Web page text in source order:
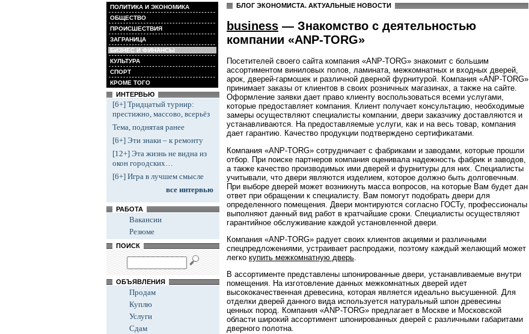
ПОЛИТИКА И ЭКОНОМИКА
ОБЩЕСТВО
ПРОИСШЕСТВИЯ
ЗАГРАНИЦА
БИЗНЕС И ФИНАНСЫ
КУЛЬТУРА
СПОРТ
КРОМЕ ТОГО
ИНТЕРВЬЮ
[6+] Тридцатый турнир:
престижно, массово, всерьёз
Тема, поднятая ранее
[6+] Эти знаки – к ремонту
[12+] Эта жизнь не видна из
окон городских…
[6+] Игра в лучшем смысле
все интервью
РАБОТА
Вакансии
Резюме
ПОИСК
ОБЪЯВЛЕНИЯ
Продам
Куплю
Услуги
Сдам
БЛОГ ЭКОНОМИСТА. АКТУАЛЬНЫЕ НОВОСТИ
business — Знакомство с деятельностью
компании «ANP-TORG»
Посетителей своего сайта компания «ANP-TORG» знакомит с большим
ассортиментом виниловых полов, ламината, межкомнатных и входных дверей,
арок, дверей-гармошек и различной дверной фурнитурой. Компания «ANP-TORG»
принимает заказы от клиентов в своих розничных магазинах, а также на сайте.
Оформление заявки дает право клиенту воспользоваться всеми услугами,
которые предоставляет компания. Клиент получает консультацию, необходимые
замеры осуществляют специалисты компании, двери заказчику доставляются и
устанавливаются. На предоставляемые услуги, как и на весь товар, компания
дает гарантию. Качество продукции подтверждено сертификатами.
Компания «ANP-TORG» сотрудничает с фабриками и заводами, которые прошли
отбор. При поиске партнеров компания оценивала надежность фабрик и заводов,
а также качество производимых ими дверей и фурнитуры для них. Специалисты
учитывали, что двери являются изделием, которое должно быть долговечным.
При выборе дверей может возникнуть масса вопросов, на которые Вам будет дан
ответ при обращении к специалисту. Вам помогут подобрать двери для
определенного помещения. Двери монтируются согласно ГОСТу, профессионалы
выполняют данный вид работ в кратчайшие сроки. Специалисты осуществляют
гарантийное обслуживание каждой установленной двери.
Компания «ANP-TORG» радует своих клиентов акциями и различными
спецпредложениями, устраивает распродажи, поэтому каждый желающий может
легко купить межкомнатную дверь
В ассортименте представлены шпонированные двери, устанавливаемые внутри
помещения. На изготовление данных межкомнатных дверей идет
высококачественная древесина, которая является идеально высушенной. Для
отделки дверей данного вида используется натуральный шпон древесины
ценных пород. Компания «ANP-TORG» предлагает в Москве и Московской
области широкий ассортимент шпонированных дверей с различными габаритами
дверного полотна.